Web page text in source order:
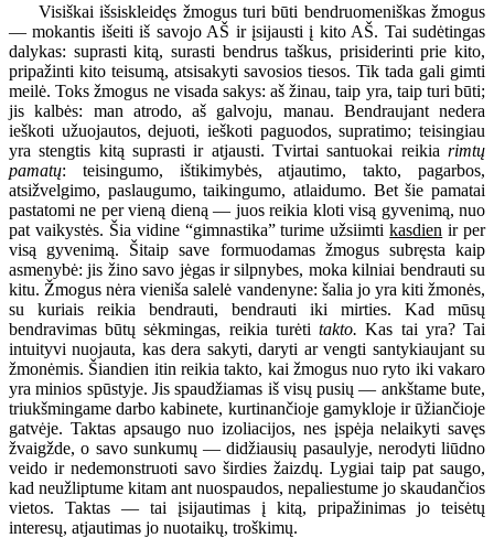
Visiškai išsiskleidęs žmogus turi būti bendruomeniškas žmogus
— mokantis išeiti iš savojo AŠ ir įsijausti į kito AŠ. Tai sudėtingas
dalykas: suprasti kitą, surasti bendrus taškus, prisiderinti prie kito,
pripažinti kito teisumą, atsisakyti savosios tiesos. Tik tada gali gimti
meilė. Toks žmogus ne visada sakys: aš žinau, taip yra, taip turi būti;
jis kalbės: man atrodo, aš galvoju, manau. Bendraujant nedera
ieškoti užuojautos, dejuoti, ieškoti paguodos, supratimo; teisingiau
yra stengtis kitą suprasti ir atjausti. Tvirtai santuokai reikia rimtų
pamatų: teisingumo, ištikimybės, atjautimo, takto, pagarbos,
atsižvelgimo, paslaugumo, taikingumo, atlaidumo. Bet šie pamatai
pastatomi ne per vieną dieną — juos reikia kloti visą gyvenimą, nuo
pat vaikystės. Šia vidine “gimnastika” turime užsiimtikasdien ir per
visą gyvenimą. Šitaip save formuodamas žmogus subręsta kaip
asmenybė: jis žino savo jėgas ir silpnybes, moka kilniai bendrauti su
kitu. Žmogus nėra vieniša salelė vandenyne: šalia jo yra kiti žmonės,
su kuriais reikia bendrauti, bendrauti iki mirties. Kad mūsų
bendravimas būtų sėkmingas, reikia turėtitakto. Kas tai yra? Tai
intuityvi nuojauta, kas dera sakyti, daryti ar vengti santykiaujant su
žmonėmis. Šiandien itin reikia takto, kai žmogus nuo ryto iki vakaro
yra minios spūstyje. Jis spaudžiamas iš visų pusių — ankštame bute,
triukšmingame darbo kabinete, kurtinančioje gamykloje ir ūžiančioje
gatvėje. Taktas apsaugo nuo izoliacijos, nes įspėja nelaikyti savęs
žvaigžde, o savo sunkumų — didžiausių pasaulyje, nerodyti liūdno
veido ir nedemonstruoti savo širdies žaizdų. Lygiai taip pat saugo,
kad neužliptume kitam ant nuospaudos, nepaliestume jo skaudančios
vietos. Taktas — tai įsijautimas į kitą, pripažinimas jo teisėtų
interesų, atjautimas jo nuotaikų, troškimų.